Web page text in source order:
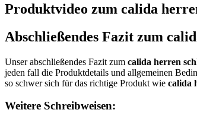
Produktvideo zum calida
Abschließendes Fazit zum
Unser abschließendes Fazit zum calida herren
jeden fall die Produktdetails und allgemeinen
so schwer sich für das richtige Produkt wie calida
Weitere Schreibweisen: